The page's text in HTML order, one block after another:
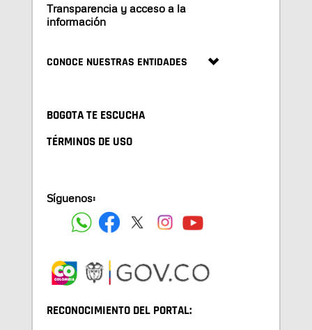
Transparencia y acceso a la
información
CONOCE NUESTRAS ENTIDADES
BOGOTA TE ESCUCHA
TÉRMINOS DE USO
Síguenos:
RECONOCIMIENTO DEL PORTAL: